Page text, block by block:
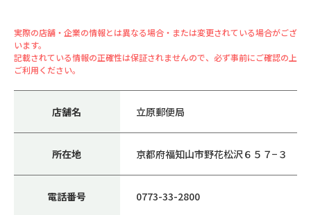
実際の店舗・企業の情報とは異なる場合・または変更されている場合がござ
います。
記載されている情報の正確性は保証されませんので、必ず事前にご確認の上
ご利用ください。
店舗名 立原郵便局
所在地 京都府福知山市野花松沢６５７−３
電話番号 0773-33-2800